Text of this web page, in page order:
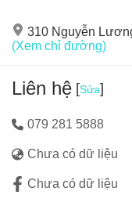
310 Nguyễn
(Xem chỉ đường)
Liên hệ [Sửa]
079 281 5888
Chưa có dữ liệu
Chưa có dữ liệu